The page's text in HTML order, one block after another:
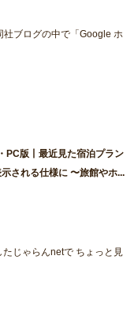
ブログの中で「Google ホ
PC版丨最近見た宿泊プラン
される仕様に 〜旅館やホ...
じゃらんnetで ちょっと見